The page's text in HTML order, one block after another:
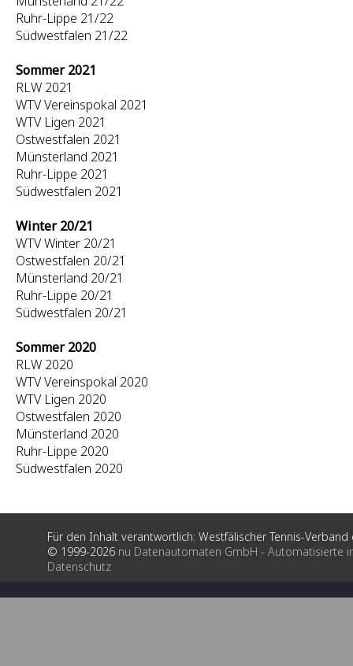
Ruhr-Lippe 21/22
Südwestfalen 21/22
Sommer 2021
RLW 2021
WTV Vereinspokal 2021
WTV Ligen 2021
Ostwestfalen 2021
Münsterland 2021
Ruhr-Lippe 2021
Südwestfalen 2021
Winter 20/21
WTV Winter 20/21
Ostwestfalen 20/21
Münsterland 20/21
Ruhr-Lippe 20/21
Südwestfalen 20/21
Sommer 2020
RLW 2020
WTV Vereinspokal 2020
WTV Ligen 2020
Ostwestfalen 2020
Münsterland 2020
Ruhr-Lippe 2020
Südwestfalen 2020
Für den Inhalt verantwortlich: Westfälischer Tennis-Verband
© 1999-2026 nu Datenautomaten GmbH - Automatisierte
Datenschutz